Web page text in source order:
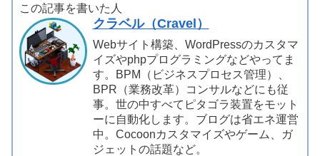
この記事を書いた人
クラベル（Cravel）
Webサイト構築、WordPressのカスタマ
イズやphpプログラミングなどやってま
す。BPM（ビジネスプロセス管理）、
BPR（業務改革）コンサルなどにも従
事。世の中すべてピタゴラ装置をモット
ーに自動化します。ブログは省エネ運営
中。Cocoonカスタマイズやゲーム、ガ
ジェットの話題など。